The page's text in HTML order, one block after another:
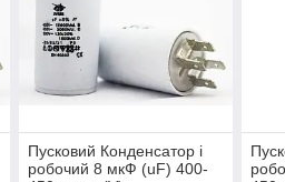
Пусковий Конденсатор і
робочий 8 мкФ (uF) 400-